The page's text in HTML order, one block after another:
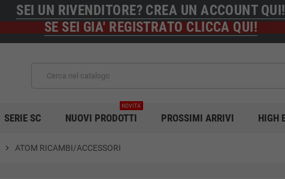
SEI UN RIVENDITORE? CREA UN ACCOUNT QUI!
SE SEI GIA' REGISTRATO CLICCA QUI!
SERIE SC NUOVI PRODOTTI
NOVITA'
PROSSIMI ARRIVI HIGH
chevron_right ATOM RICAMBI/ACCESSORI